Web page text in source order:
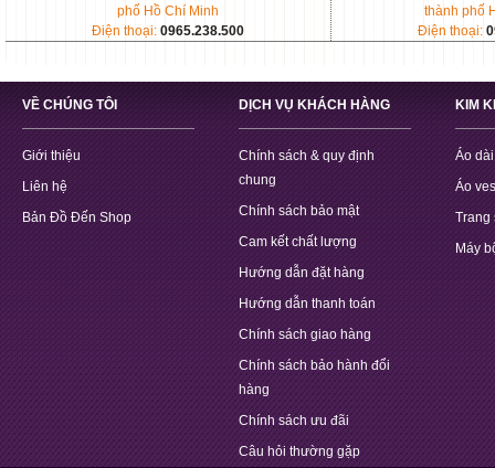
phố Hồ Chí Minh
Điện thoại: 0965.238.500
thành phố
Điện thoại:
VỀ CHÚNG TÔI
Giới thiệu
Liên hệ
Bản Đồ Đến Shop
DỊCH VỤ KHÁCH HÀNG
Chính sách & quy định
chung
Chính sách bảo mật
Cam kết chất lượng
Hướng dẫn đặt hàng
Hướng dẫn thanh toán
Chính sách giao hàng
Chính sách bảo hành đổi
hàng
Chính sách ưu đãi
Câu hỏi thường gặp
KIM
Áo
Áo
Trang
Máy